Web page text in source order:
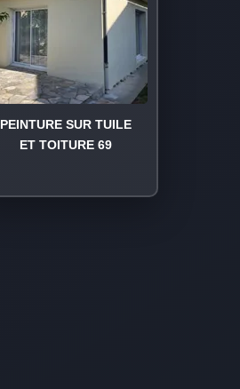
PEINTURE SUR TUILE
ET TOITURE 69